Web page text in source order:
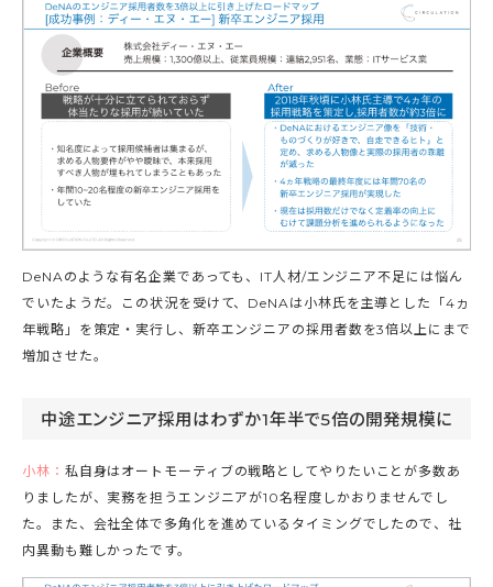
DeNAのような有名企業であっても、IT人材/エンジニア不足には悩ん
でいたようだ。この状況を受けて、DeNAは小林氏を主導とした「4ヵ
年戦略」を策定・実行し、新卒エンジニアの採用者数を3倍以上にまで
増加させた。
中途エンジニア採用はわずか1年半で5倍の開発規模に
小林： 私自身はオートモーティブの戦略としてやりたいことが多数あ
りましたが、実務を担うエンジニアが10名程度しかおりませんでし
た。また、会社全体で多角化を進めているタイミングでしたので、社
内異動も難しかったです。